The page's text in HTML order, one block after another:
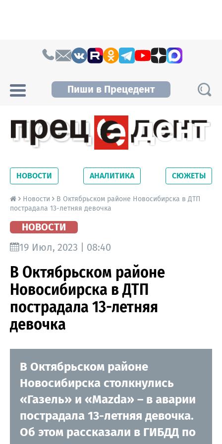
Пиши в Прецедент
Новосибирской области. Читайте свежие
новости на сайте сетевого издания
Precedent.
НОВОСТИ АНАЛИТИКА СЮЖЕТЫ
Новости
В Октябрьском районе Новосибирска в ДТП
пострадала 13-летняя девочка
НОВОСТИ
19 Июл, 2023 | 08:40
В Октябрьском районе
Новосибирска в ДТП
пострадала 13-летняя
девочка
В Октябрьском районе
Новосибирска столкнулись
«Газель» и «Mazda» – в аварии
пострадала 13-летняя девочка.
Об этом рассказали в ГИБДД по